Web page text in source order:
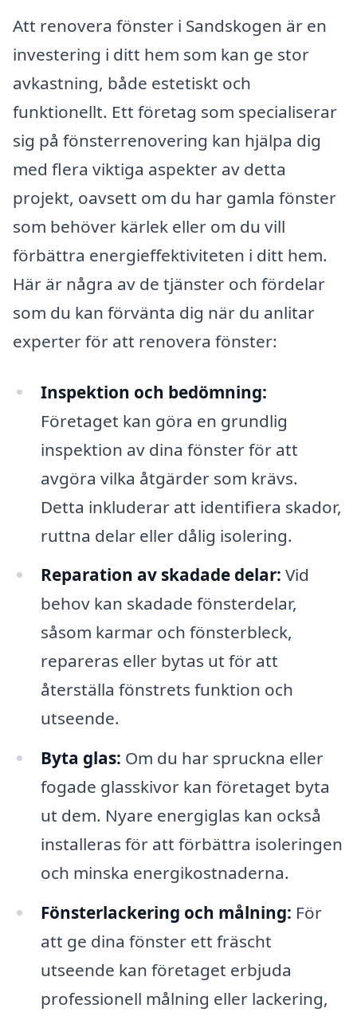
Att renovera fönster i Sandskogen är en
investering i ditt hem som kan ge stor
avkastning, både estetiskt och
funktionellt. Ett företag som specialiserar
sig på fönsterrenovering kan hjälpa dig
med flera viktiga aspekter av detta
projekt, oavsett om du har gamla fönster
som behöver kärlek eller om du vill
förbättra energieffektiviteten i ditt hem.
Här är några av de tjänster och fördelar
som du kan förvänta dig när du anlitar
experter för att renovera fönster:
Inspektion och bedömning:
Företaget kan göra en grundlig
inspektion av dina fönster för att
avgöra vilka åtgärder som krävs.
Detta inkluderar att identifiera skador,
ruttna delar eller dålig isolering.
Reparation av skadade delar: Vid
behov kan skadade fönsterdelar,
såsom karmar och fönsterbleck,
repareras eller bytas ut för att
återställa fönstrets funktion och
utseende.
Byta glas: Om du har spruckna eller
fogade glasskivor kan företaget byta
ut dem. Nyare energiglas kan också
installeras för att förbättra isoleringen
och minska energikostnaderna.
Fönsterlackering och målning: För
att ge dina fönster ett fräscht
utseende kan företaget erbjuda
professionell målning eller lackering,